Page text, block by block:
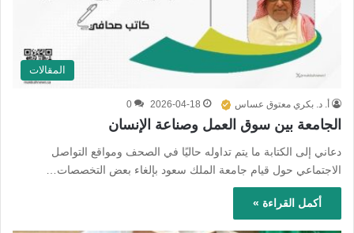
المقالات
أ. د. بكري معتوق عساس 2026-04-18
0
الجامعة بين سوق العمل وصناعة الإنسان
دعاني إلى الكتابة ما يتم تداوله حاليًا في الصحف ومواقع التواصل
الاجتماعي حول قيام جامعة الملك سعود بإلغاء بعض التخصصات…
أكمل القراءة »